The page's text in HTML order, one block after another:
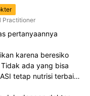
Practitioner
pertanyaannya
karena beresiko
ada yang bisa
tetap nutrisi terbaik